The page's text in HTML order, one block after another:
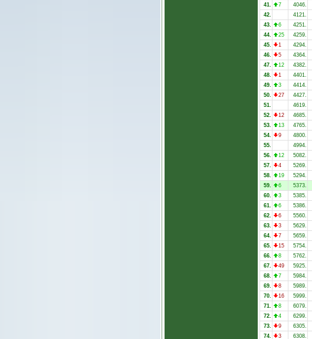
41.
7 4046.
42.
4121.
43.
6 4251.
44.
25 4259.
45.
1 4294.
46.
5 4364.
47.
12 4382.
48.
1 4401.
49.
3 4414.
50.
27 4427.
51.
4619.
52.
12 4685.
53.
13 4765.
54.
9 4800.
55.
4994.
56.
12 5082.
57.
4 5269.
58.
19 5294.
59.
6 5373.
60.
3 5385.
61.
6 5386.
62.
6 5560.
63.
3 5629.
64.
7 5659.
65.
15 5754.
66.
8 5762.
67.
49 5925.
68.
7 5984.
69.
8 5989.
70.
16 5999.
71.
8 6079.
72.
4 6299.
73.
9 6305.
74.
3 6308.